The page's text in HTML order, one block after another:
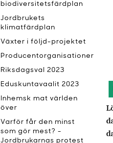
biodiversitetsfärdplan
Jordbrukets
klimatfärdplan
Växter i följd-projektet
Producentorganisationer
Riksdagsval 2023
Eduskuntavaalit 2023
Inhemsk mat världen
över
Varför får den minst
som gör mest? -
Jordbrukarnas protest